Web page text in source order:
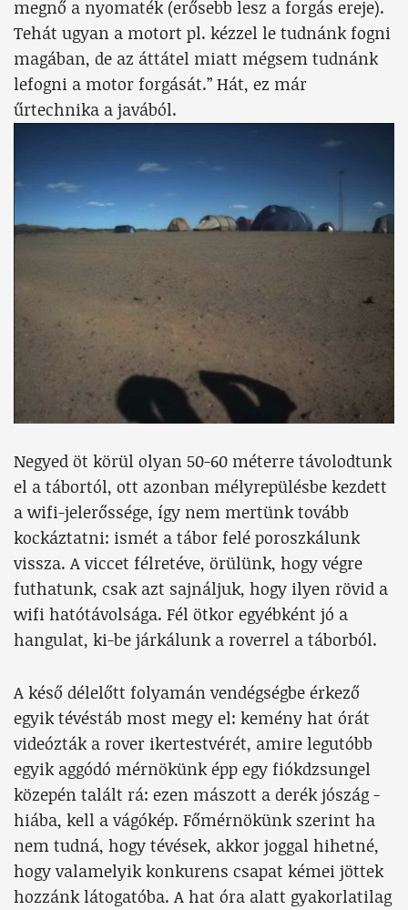
megnő a nyomaték (erősebb lesz a forgás ereje).
Tehát ugyan a motort pl. kézzel le tudnánk fogni
magában, de az áttátel miatt mégsem tudnánk
lefogni a motor forgását.” Hát, ez már
űrtechnika a javából.
Negyed öt körül olyan 50-60 méterre távolodtunk
el a tábortól, ott azonban mélyrepülésbe kezdett
a wifi-jelerőssége, így nem mertünk tovább
kockáztatni: ismét a tábor felé poroszkálunk
vissza. A viccet félretéve, örülünk, hogy végre
futhatunk, csak azt sajnáljuk, hogy ilyen rövid a
wifi hatótávolsága. Fél ötkor egyébként jó a
hangulat, ki-be járkálunk a roverrel a táborból.
A késő délelőtt folyamán vendégségbe érkező
egyik tévéstáb most megy el: kemény hat órát
videózták a rover ikertestvérét, amire legutóbb
egyik aggódó mérnökünk épp egy fiókdzsungel
közepén talált rá: ezen mászott a derék jószág -
hiába, kell a vágókép. Főmérnökünk szerint ha
nem tudná, hogy tévések, akkor joggal hihetné,
hogy valamelyik konkurens csapat kémei jöttek
hozzánk látogatóba. A hat óra alatt gyakorlatilag